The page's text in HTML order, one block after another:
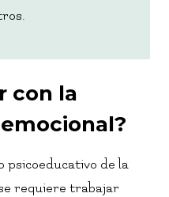
con la
psicoeducativo de la
requiere trabajar